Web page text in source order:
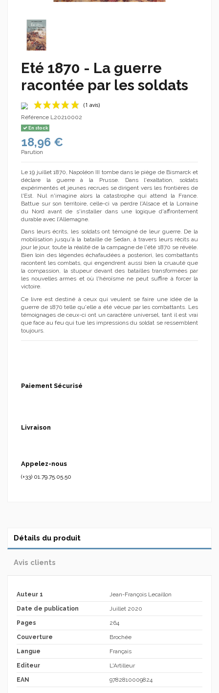
Eté 1870 - La guerre
racontée par les soldats
(1 avis)
Référence L20210002
En stock
18,96 €
Parution
Le 19 juillet 1870, Napoléon III tombe dans le piège de Bismarck et
déclare la guerre à la Prusse. Dans l'exaltation, soldats
expérimentés et jeunes recrues se dirigent vers les frontières de
l'Est. Nul n'imagine alors la catastrophe qui attend la France.
Battue sur son territoire, celle-ci va perdre l'Alsace et la Lorraine
du Nord avant de s'installer dans une logique d'affrontement
durable avec l'Allemagne.
Dans leurs écrits, les soldats ont témoigné de leur guerre. De la
mobilisation jusqu'à la bataille de Sedan, à travers leurs récits au
jour le jour, toute la réalité de la campagne de l'été 1870 se révèle.
Bien loin des légendes échafaudées a posteriori, les combattants
racontent les combats, qui engendrent aussi bien la cruauté que
la compassion, la stupeur devant des batailles transformées par
les nouvelles armes et où l'héroïsme ne peut suffire à forcer la
victoire.
Ce livre est destiné à ceux qui veulent se faire une idée de la
guerre de 1870 telle qu'elle a été vécue par les combattants. Les
témoignages de ceux-ci ont un caractère universel, tant il est vrai
que face au feu qui tue les impressions du soldat se ressemblent
toujours.
Paiement Sécurisé
Livraison
Appelez-nous
(+33) 01.79.75.05.50
Détails du produit
Avis clients
Auteur 1 Jean-François Lecaillon
Date de publication Juillet 2020
Pages 264
Couverture Brochée
Langue Français
Editeur L'Artilleur
EAN 9782810009824